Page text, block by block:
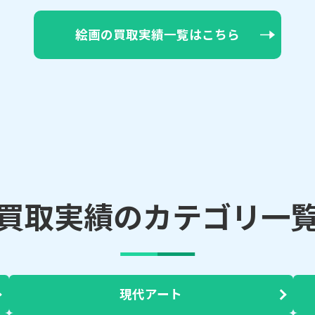
絵画の買取実績一覧はこちら
取実績のカテゴリ一
現代アート